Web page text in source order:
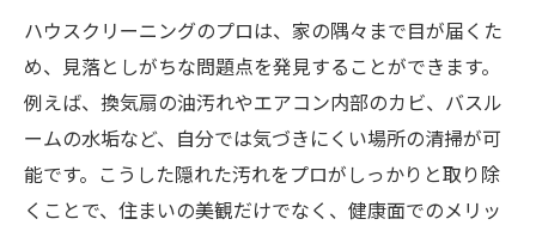
ハウスクリーニングのプロは、家の隅々まで目が届くた
め、見落としがちな問題点を発見することができます。
例えば、換気扇の油汚れやエアコン内部のカビ、バスル
ームの水垢など、自分では気づきにくい場所の清掃が可
能です。こうした隠れた汚れをプロがしっかりと取り除
くことで、住まいの美観だけでなく、健康面でのメリッ